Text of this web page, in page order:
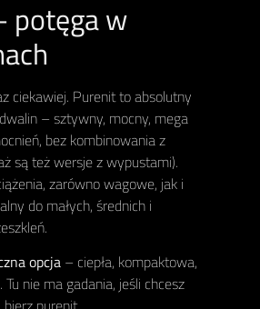
potęga w
ciekawiej. Purenit to absolutny
– sztywny, mocny, mega
bez kombinowania z
są też wersje z wypustami).
zarówno wagowe, jak i
do małych, średnich i
opcja– ciepła, kompaktowa,
nie ma gadania, jeśli chcesz